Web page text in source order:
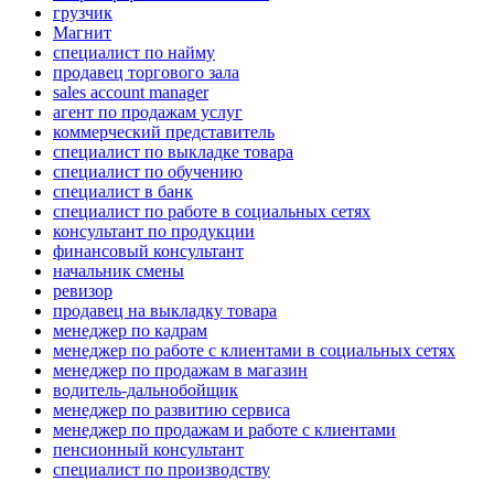
грузчик
Магнит
специалист по найму
продавец торгового зала
sales account manager
агент по продажам услуг
коммерческий представитель
специалист по выкладке товара
специалист по обучению
специалист в банк
специалист по работе в социальных сетях
консультант по продукции
финансовый консультант
начальник смены
ревизор
продавец на выкладку товара
менеджер по кадрам
менеджер по работе с клиентами в социальных сетях
менеджер по продажам в магазин
водитель-дальнобойщик
менеджер по развитию сервиса
менеджер по продажам и работе с клиентами
пенсионный консультант
специалист по производству